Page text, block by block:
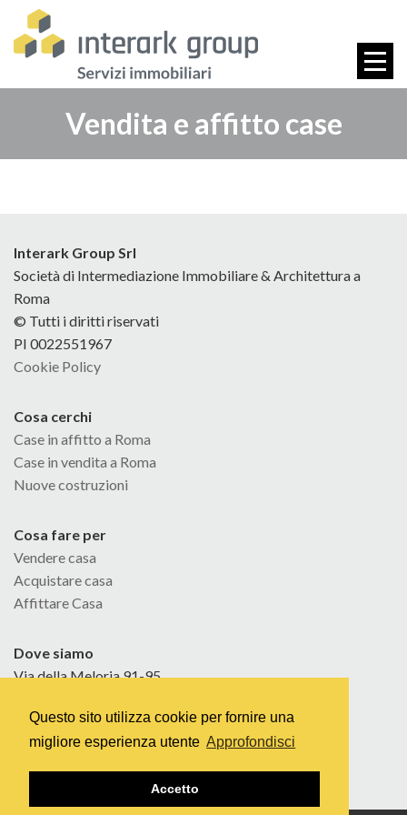
Questo sito utilizza cookie per fornire una
migliore esperienza utente Approfondisci
Accetto
Vendita e affitto case
Interark Group Srl
Società di Intermediazione Immobiliare & Architettura a
Roma
© Tutti i diritti riservati
PI 0022551967
Cookie Policy
Cosa cerchi
Case in affitto a Roma
Case in vendita a Roma
Nuove costruzioni
Cosa fare per
Vendere casa
Acquistare casa
Affittare Casa
Dove siamo
Via della Meloria 91-95
Fax 06 92912576
info@interarkgroup.it